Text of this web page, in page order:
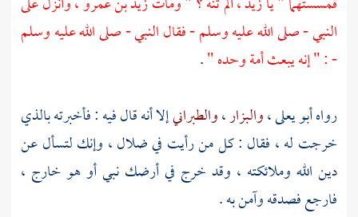
النبي - صلى الله عليه وسلم - فقال النبي - صلى الله عليه وسلم
- : " إنه يبعث أمة وحده ".
رواهأبو يعلى،والبزار،والطبرانيإلا أنه قال فيه : فأخبرته بالذي
خرجت له ، فقال : كل من رأيت في ضلال ، وإنك لتسأل عن
دين الله وملائكته ، وقد خرج في أرضك نبي أو هو خارج ،
فارجع فصدقه وآمن به .